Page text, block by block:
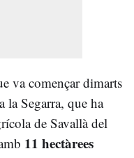
va començar dimarts
la Segarra, que ha
de Savallà del
11 hectàrees